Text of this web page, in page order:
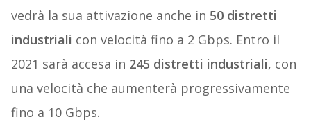
vedrà la sua attivazione anche in 50 distretti
industriali con velocità fino a 2 Gbps. Entro il
2021 sarà accesa in 245 distretti industriali, con
una velocità che aumenterà progressivamente
fino a 10 Gbps.